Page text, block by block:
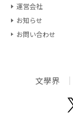
運営会社
お知らせ
お問い合わせ
文學界